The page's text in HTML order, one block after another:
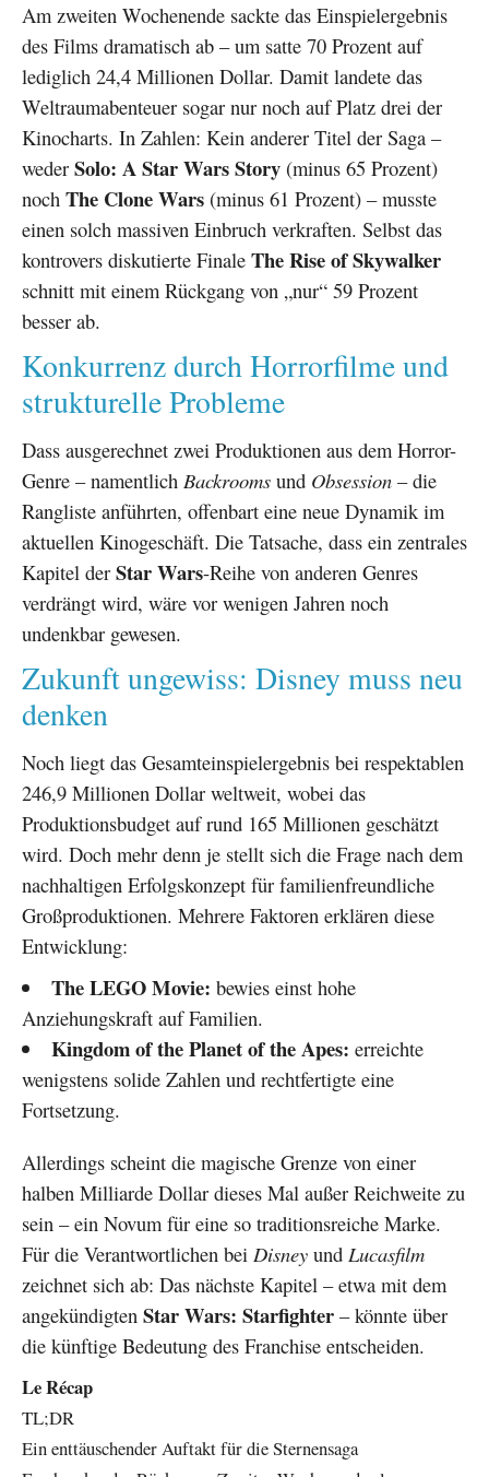
Am zweiten Wochenende sackte das Einspielergebnis
des Films dramatisch ab – um satte 70 Prozent auf
lediglich 24,4 Millionen Dollar. Damit landete das
Weltraumabenteuer sogar nur noch auf Platz drei der
Kinocharts. In Zahlen: Kein anderer Titel der Saga –
weder Solo: A Star Wars Story (minus 65 Prozent)
noch The Clone Wars (minus 61 Prozent) – musste
einen solch massiven Einbruch verkraften. Selbst das
kontrovers diskutierte Finale The Rise of Skywalker
schnitt mit einem Rückgang von „nur“ 59 Prozent
besser ab.
Konkurrenz durch Horrorfilme und
strukturelle Probleme
Dass ausgerechnet zwei Produktionen aus dem Horror-
Genre – namentlich Backrooms und Obsession – die
Rangliste anführten, offenbart eine neue Dynamik im
aktuellen Kinogeschäft. Die Tatsache, dass ein zentrales
Kapitel der Star Wars-Reihe von anderen Genres
verdrängt wird, wäre vor wenigen Jahren noch
undenkbar gewesen.
Zukunft ungewiss: Disney muss neu
denken
Noch liegt das Gesamteinspielergebnis bei respektablen
246,9 Millionen Dollar weltweit, wobei das
Produktionsbudget auf rund 165 Millionen geschätzt
wird. Doch mehr denn je stellt sich die Frage nach dem
nachhaltigen Erfolgskonzept für familienfreundliche
Großproduktionen. Mehrere Faktoren erklären diese
Entwicklung:
The LEGO Movie: bewies einst hohe
Anziehungskraft auf Familien.
Kingdom of the Planet of the Apes: erreichte
wenigstens solide Zahlen und rechtfertigte eine
Fortsetzung.
Allerdings scheint die magische Grenze von einer
halben Milliarde Dollar dieses Mal außer Reichweite zu
sein – ein Novum für eine so traditionsreiche Marke.
Für die Verantwortlichen bei Disney und Lucasfilm
zeichnet sich ab: Das nächste Kapitel – etwa mit dem
angekündigten Star Wars: Starfighter – könnte über
die künftige Bedeutung des Franchise entscheiden.
Le Récap
TL;DR
Ein enttäuschender Auftakt für die Sternensaga